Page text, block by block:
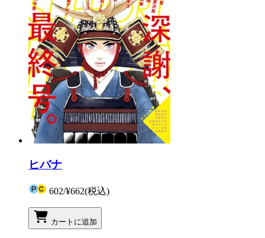
ヒバナ
602/¥662(税込)
カートに追加